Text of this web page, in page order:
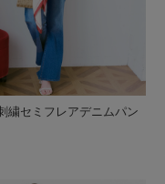
繍セミフレアデニムパン